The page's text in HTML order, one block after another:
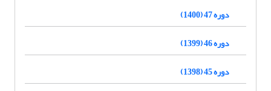
دوره 47 (1400)
دوره 46 (1399)
دوره 45 (1398)